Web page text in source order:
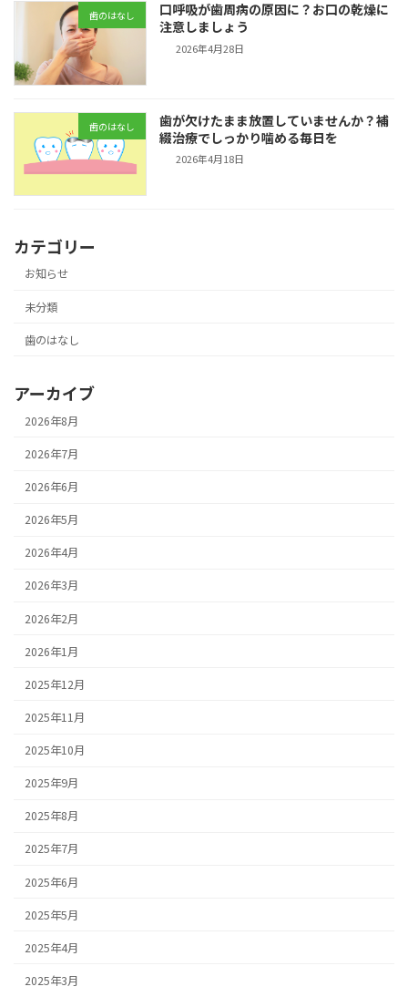
歯のはなし
口呼吸が歯周病の原因に？お口の乾燥に
注意しましょう
2026年4月28日
歯のはなし
歯が欠けたまま放置していませんか？補
綴治療でしっかり噛める毎日を
2026年4月18日
カテゴリー
お知らせ
未分類
歯のはなし
アーカイブ
2026年8月
2026年7月
2026年6月
2026年5月
2026年4月
2026年3月
2026年2月
2026年1月
2025年12月
2025年11月
2025年10月
2025年9月
2025年8月
2025年7月
2025年6月
2025年5月
2025年4月
2025年3月